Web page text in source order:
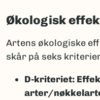
Økologisk
Artens økologiske
skår på seks
D-kriteriet:
arter/